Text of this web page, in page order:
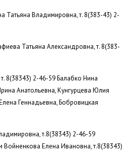
Татьяна Владимировна, т. 8(383-43) 2-
Татьяна Александровна, т. 8(383-
8(38343) 2-46-59 Балабко Нина
Анатольевна, Кунгурцева Юлия
Геннадьевна, Бобровицкая
т.8(38343) 2-46-59
Елена Ивановна, т.8(38343)